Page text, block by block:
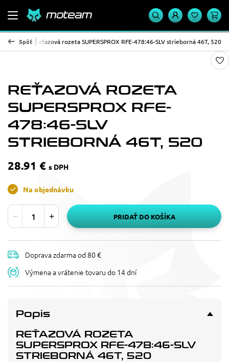
Späť
- oceľ Reťazová rozeta SUPERSPROX RFE-478:46-SLV strieborná 46T, 520
REŤAZOVÁ ROZETA
SUPERSPROX RFE-
478:46-SLV
STRIEBORNÁ 46T, 520
28.91 € s DPH
Na objednávku
PRIDAŤ DO KOŠÍKA
Doprava zdarma od 80 €
Výmena a vrátenie tovaru do 14 dní
Popis
REŤAZOVÁ ROZETA
SUPERSPROX RFE-478:46-SLV
STRIEBORNÁ 46T, 520